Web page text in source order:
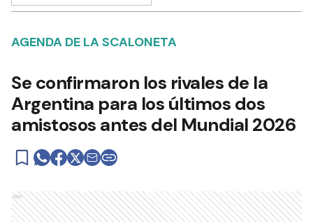
AGENDA DE LA SCALONETA
Se confirmaron los rivales de la
Argentina para los últimos dos
amistosos antes del Mundial 2026
Ads